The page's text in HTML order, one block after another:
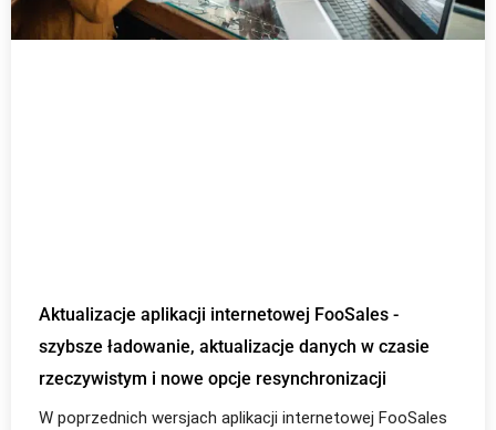
Aktualizacje aplikacji internetowej FooSales -
szybsze ładowanie, aktualizacje danych w czasie
rzeczywistym i nowe opcje resynchronizacji
W poprzednich wersjach aplikacji internetowej FooSales